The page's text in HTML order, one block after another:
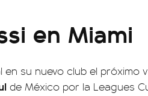
en Miami
su nuevo club el próximo
de México por la Leagues